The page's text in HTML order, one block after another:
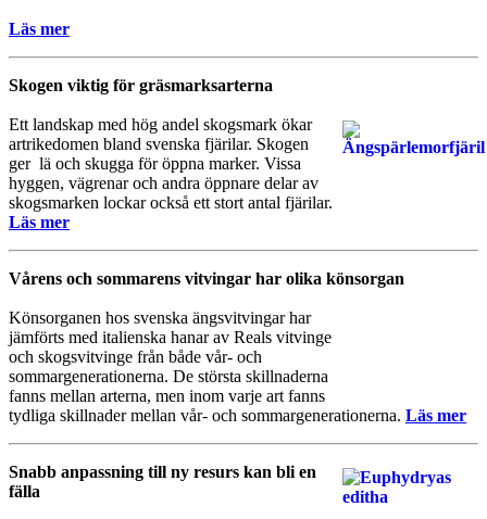
Läs mer
Skogen viktig för gräsmarksarterna
Ett landskap med hög andel skogsmark ökar
artrikedomen bland svenska fjärilar. Skogen
ger lä och skugga för öppna marker. Vissa
hyggen, vägrenar och andra öppnare delar av
skogsmarken lockar också ett stort antal fjärilar.
Läs mer
Vårens och sommarens vitvingar har olika könsorgan
Könsorganen hos svenska ängsvitvingar har
jämförts med italienska hanar av Reals vitvinge
och skogsvitvinge från både vår- och
sommargenerationerna. De största skillnaderna
fanns mellan arterna, men inom varje art fanns
tydliga skillnader mellan vår- och sommargenerationerna. Läs mer
Snabb anpassning till ny resurs kan bli en
fälla